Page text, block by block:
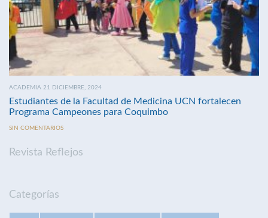
ACADEMIA 21 DICIEMBRE, 2024
Estudiantes de la Facultad de Medicina UCN fortalecen
Programa Campeones para Coquimbo
SIN COMENTARIOS
Revista Reflejos
Categorías